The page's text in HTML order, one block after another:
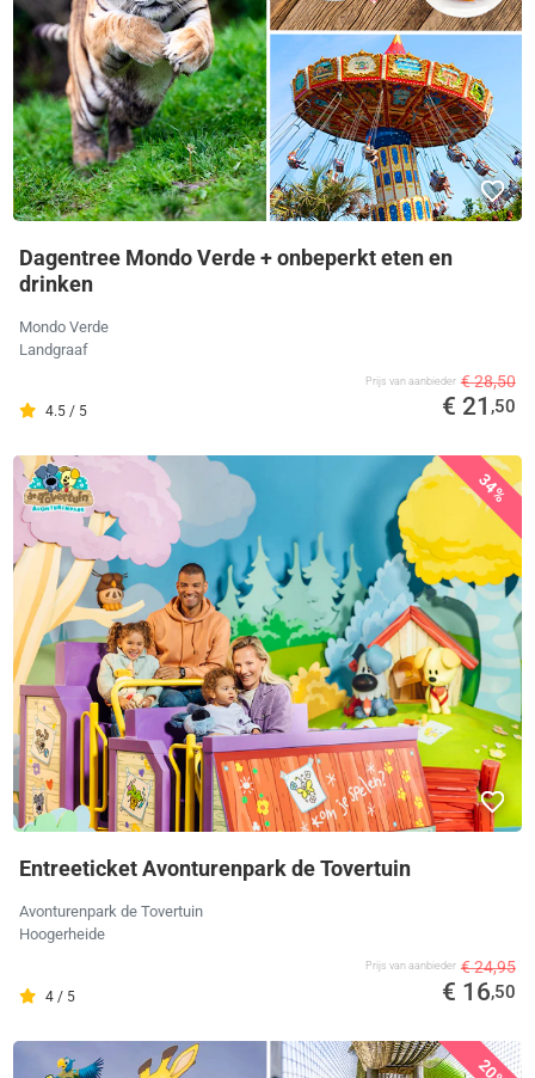
Dagentree Mondo Verde + onbeperkt eten en
drinken
Mondo Verde
Landgraaf
4.5 / 5
Prijs van aanbieder € 28,50
€ 21 ,50
34%
Entreeticket Avonturenpark de Tovertuin
Avonturenpark de Tovertuin
Hoogerheide
4 / 5
Prijs van aanbieder € 24,95
€ 16,50